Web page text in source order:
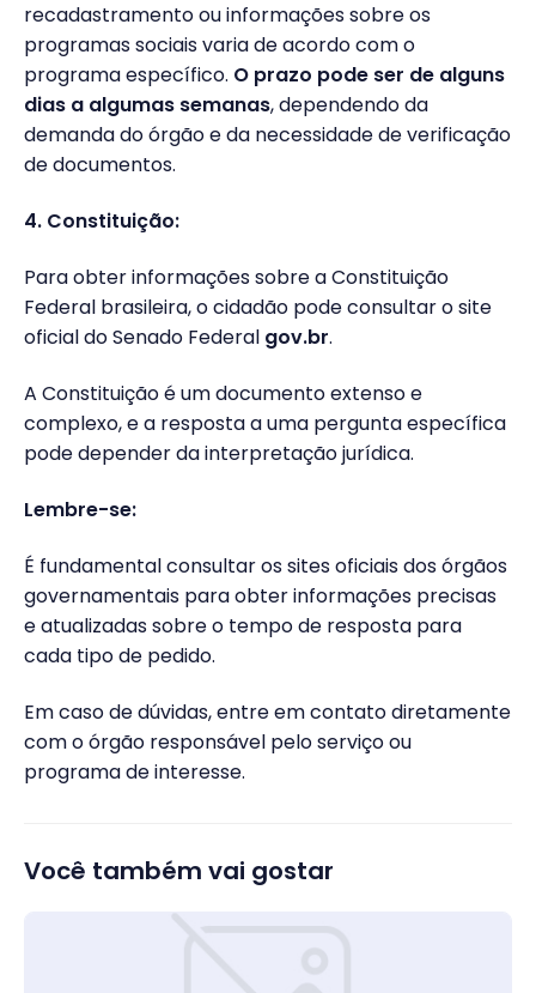
recadastramento ou informações sobre os
programas sociais varia de acordo com o
programa específico. O prazo pode ser de alguns
dias a algumas semanas, dependendo da
demanda do órgão e da necessidade de verificação
de documentos.
4. Constituição:
Para obter informações sobre a Constituição
Federal brasileira, o cidadão pode consultar o site
oficial do Senado Federal gov.br.
A Constituição é um documento extenso e
complexo, e a resposta a uma pergunta específica
pode depender da interpretação jurídica.
Lembre-se:
É fundamental consultar os sites oficiais dos órgãos
governamentais para obter informações precisas
e atualizadas sobre o tempo de resposta para
cada tipo de pedido.
Em caso de dúvidas, entre em contato diretamente
com o órgão responsável pelo serviço ou
programa de interesse.
Você também vai gostar